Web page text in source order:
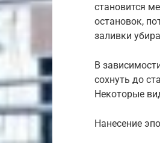
становится
остановок,
заливки
В
сохнуть до
Некоторые
Нанесение